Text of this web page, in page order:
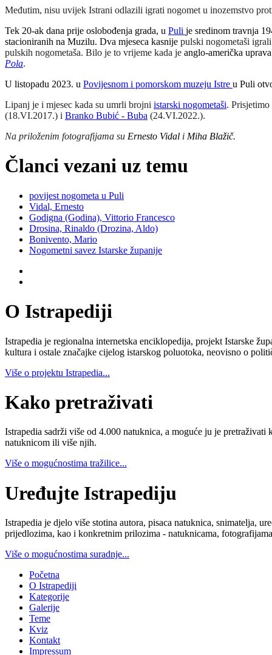
Međutim, nisu uvijek Istrani odlazili igrati nogomet u inozemstvo
Tek 20-ak dana prije oslobođenja grada, u Puli je sredinom travnja
stacioniranih na Muzilu. Dva mjeseca kasnije pulski nogometaši
pulskih nogometaša. Bilo je to vrijeme kada je anglo-američka uprava
Pola.
U listopadu 2023. u Povijesnom i pomorskom muzeju Istre u Puli
Lipanj je i mjesec kada su umrli brojni istarski nogometaši. Prisjetimo
(18.VI.2017.) i Branko Bubić - Buba (24.VI.2022.).
Na priloženim fotografijama su Ernesto Vidal i Miha Blažič.
Članci vezani uz temu
povijest nogometa u Puli
Vidal, Ernesto
Godigna (Godina), Vittorio Francesco
Drosina, Rinaldo (Drozina, Aldo)
Bonivento, Mario
Nogometni savez Istarske županije
O Istrapediji
Istrapedia je regionalna internetska enciklopedija, projekt Istarske
kultura i ostale značajke cijelog istarskog poluotoka, neovisno o
Više o projektu Istrapedia...
Kako pretraživati
Istrapedia sadrži više od 4.000 natuknica, a moguće ju je
natuknicom ili više njih.
Više o mogućnostima tražilice...
Uređujte Istrapediju
Istrapedia je djelo više stotina autora, pisaca natuknica, snimatelja,
prijedlozima, kao i konkretnim prilozima - natuknicama,
Više o mogućnostima suradnje...
Početna
O Istrapediji
Kategorije
Galerije
Teme
Kviz
Kontakt
Impressum